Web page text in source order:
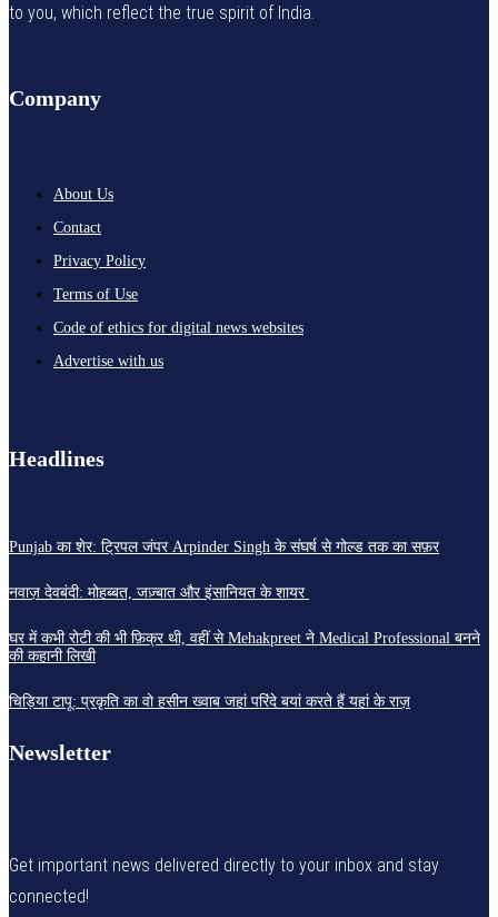
to you, which reflect the true spirit of India.
Company
About Us
Contact
Privacy Policy
Terms of Use
Code of ethics for digital news websites
Advertise with us
Headlines
Punjab का शेर: ट्रिपल जंपर Arpinder Singh के संघर्ष से गोल्ड तक का सफ़र
नवाज़ देवबंदी: मोहब्बत, जज़्बात और इंसानियत के शायर
घर में कभी रोटी की भी फ़िक्र थी, वहीं से Mehakpreet ने Medical Professional बनने
की कहानी लिखी
चिड़िया टापू: प्रकृति का वो हसीन ख्वाब जहां परिंदे बयां करते हैं यहां के राज़
Newsletter
Get important news delivered directly to your inbox and stay
connected!